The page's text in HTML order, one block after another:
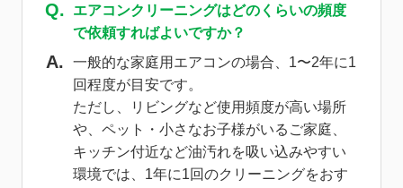
エアコンクリーニングはどのくらいの頻度
で依頼すればよいですか？
一般的な家庭用エアコンの場合、1〜2年に1
回程度が目安です。
ただし、リビングなど使用頻度が高い場所
や、ペット・小さなお子様がいるご家庭、
キッチン付近など油汚れを吸い込みやすい
環境では、1年に1回のクリーニングをおす